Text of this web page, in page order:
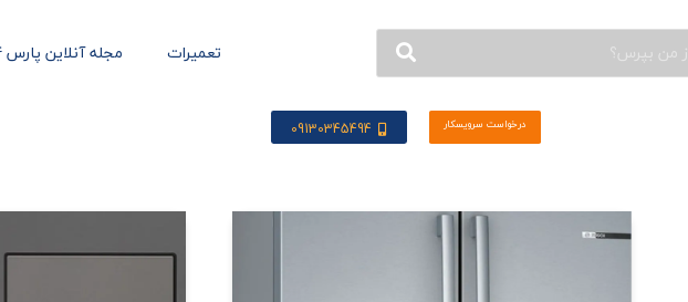
تعمیرات مجله آنلاین پارس 724
درخواست سرویسکار 09130345494